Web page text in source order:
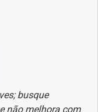
busque
não melhora com